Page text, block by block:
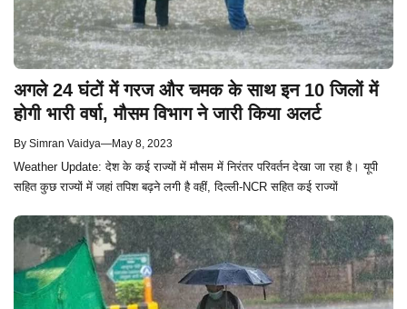
अगले 24 घंटों में गरज और चमक के साथ इन 10 जिलों में
होगी भारी वर्षा, मौसम विभाग ने जारी किया अलर्ट
By Simran Vaidya—May 8, 2023
Weather Update: देश के कई राज्यों में मौसम में निरंतर परिवर्तन देखा जा रहा है। यूपी
सहित कुछ राज्यों में जहां तपिश बढ़ने लगी है वहीं, दिल्ली-NCR सहित कई राज्यों